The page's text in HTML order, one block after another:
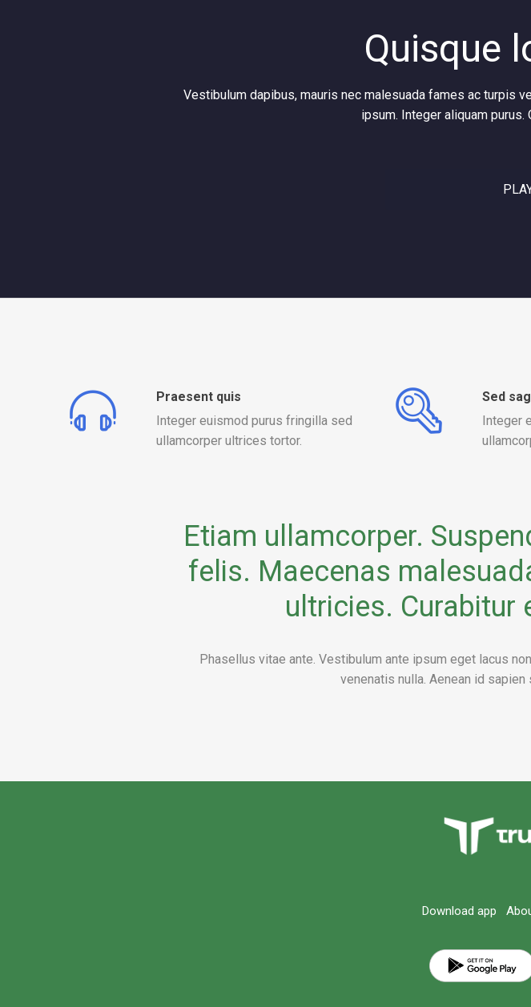
Quisque
Vestibulum dapibus, mauris nec malesuada fames ac turpis
ipsum. Integer aliquam
Praesent quis
Integer euismod purus fringilla sed
ullamcorper ultrices tortor.
Sed
Integer
Etiam ullamcorper.
felis. Maecenas
ultricies. Curabitur
Phasellus vitae ante. Vestibulum ante ipsum eget lacus
venenatis nulla. Aenean id
Download app